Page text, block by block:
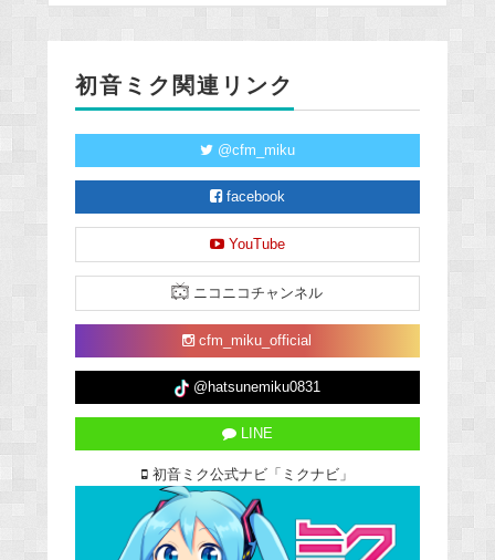
初音ミク関連リンク
@cfm_miku
facebook
YouTube
ニコニコチャンネル
cfm_miku_official
@hatsunemiku0831
LINE
初音ミク公式ナビ「ミクナビ」